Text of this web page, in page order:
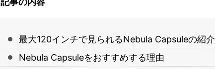
最大120インチで見られるNebula Capsuleの紹介
Nebula Capsuleをおすすめする理由